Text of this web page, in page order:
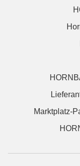
Marktplatz-